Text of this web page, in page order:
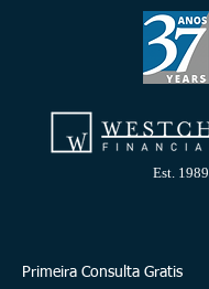
Est. 1989
Primeira Consulta Gratis